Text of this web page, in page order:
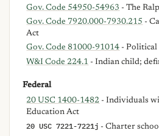
Gov. Code 54950-54963 - The
Gov. Code 7920.000-7930.215 -
Act
Gov. Code 81000-91014 - Political
W&I Code 224.1 - Indian child;
Federal
20 USC 1400-1482 - Individuals
Education Act
20 USC 7221-7221j - Charter